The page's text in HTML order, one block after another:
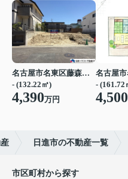
名古屋市名東区藤森２丁目
- (132.22㎡)
4,390万円
名古屋
- (161.72
4,500
日進市の不動産一覧
市区町村から探す